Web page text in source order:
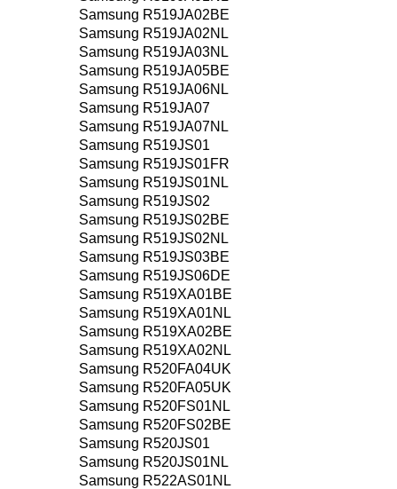
Samsung R519JA02BE
Samsung R519JA02NL
Samsung R519JA03NL
Samsung R519JA05BE
Samsung R519JA06NL
Samsung R519JA07
Samsung R519JA07NL
Samsung R519JS01
Samsung R519JS01FR
Samsung R519JS01NL
Samsung R519JS02
Samsung R519JS02BE
Samsung R519JS02NL
Samsung R519JS03BE
Samsung R519JS06DE
Samsung R519XA01BE
Samsung R519XA01NL
Samsung R519XA02BE
Samsung R519XA02NL
Samsung R520FA04UK
Samsung R520FA05UK
Samsung R520FS01NL
Samsung R520FS02BE
Samsung R520JS01
Samsung R520JS01NL
Samsung R522AS01NL